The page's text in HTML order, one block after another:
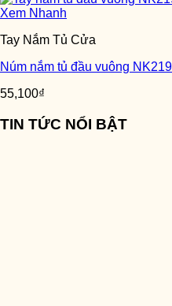
Xem Nhanh
Tay Nắm Tủ Cửa
Núm nắm tủ đầu vuông
55,100₫
TIN TỨC NỔI BẬT